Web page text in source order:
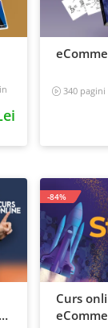
340 pagini
Curs
-84%